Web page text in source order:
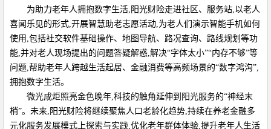
为助力老年人拥抱数字生活,阳光财险走进社区、服务站,以老人
喜闻乐见的形式,开展智慧助老志愿活动,为老人们演示智能手机如何
使用,包括社交软件基础操作、地图导航、路况查询、路线规划等功
能,并对老人现场提出的问题答疑解惑,解决“字体太小”“内存不够”等
问题,帮助老年人跨越生活起居、金融消费等高频场景的“数字鸿沟”,
拥抱数字生活。
微光成炬照亮金色晚年,科技的触角延伸到阳光服务的“神经末
梢”。未来,阳光财险将继续聚焦人口老龄化趋势,持续在养老金融多
元化服务发展模式上探索与实践,优化老年群体体验,提升老年人生活